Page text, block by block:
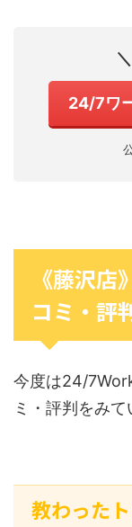
24/7ワ
《藤沢
コミ・評
今度は24/
ミ・評判をみて
教わった